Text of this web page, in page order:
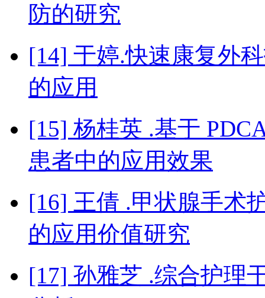
防的研究
[14] 于婷.快速康复外
的应用
[15] 杨桂英 .基于
患者中的应用效果
[16] 王倩 .甲状腺手术
的应用价值研究
[17] 孙雅芝 .综合护理